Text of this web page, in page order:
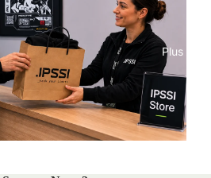
Plus
compte pour ajouter des
souhaits et afficher vos articles
Se connecter